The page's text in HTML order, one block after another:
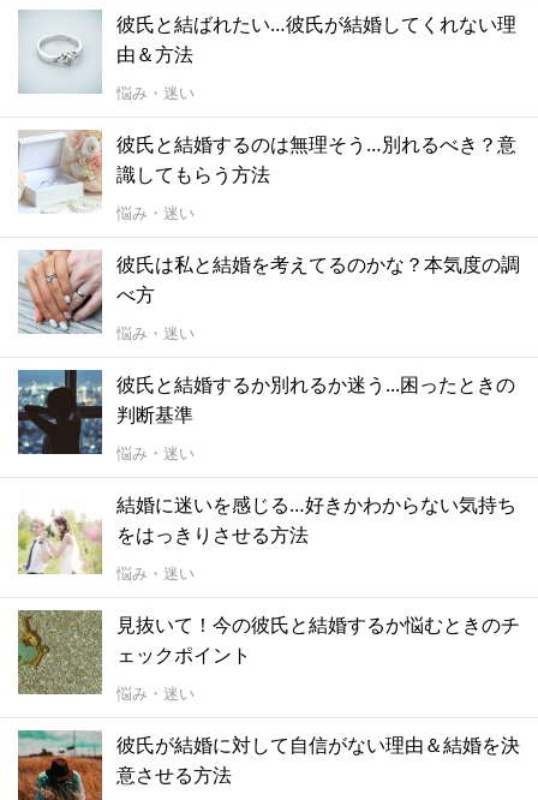
彼氏と結ばれたい…彼氏が結婚してくれない理
由＆方法
悩み・迷い
彼氏と結婚するのは無理そう…別れるべき？意
識してもらう方法
悩み・迷い
彼氏は私と結婚を考えてるのかな？本気度の調
べ方
悩み・迷い
彼氏と結婚するか別れるか迷う...困ったときの
判断基準
悩み・迷い
結婚に迷いを感じる…好きかわからない気持ち
をはっきりさせる方法
悩み・迷い
見抜いて！今の彼氏と結婚するか悩むときのチ
ェックポイント
悩み・迷い
彼氏が結婚に対して自信がない理由＆結婚を決
意させる方法